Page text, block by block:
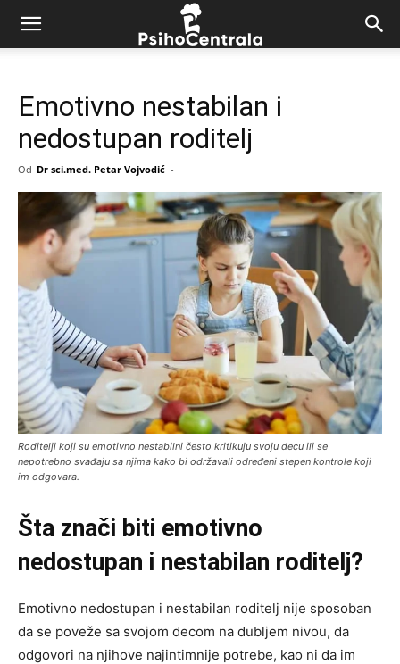
Emotivno nestabilan i
nedostupan roditelj
Od Dr sci.med. Petar Vojvodić -
Roditelji koji su emotivno nestabilni često kritikuju svoju decu ili se
nepotrebno svađaju sa njima kako bi održavali određeni stepen kontrole koji
im odgovara.
Šta znači biti emotivno
nedostupan i nestabilan roditelj?
Emotivno nedostupan i nestabilan roditelj nije sposoban
da se poveže sa svojom decom na dubljem nivou, da
odgovori na njihove najintimnije potrebe, kao ni da im